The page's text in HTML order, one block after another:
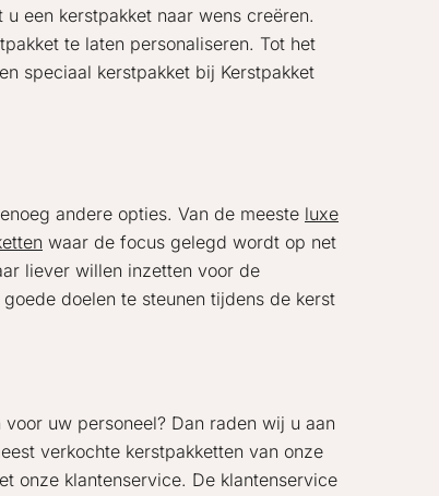
een kerstpakket naar wens creëren.
te laten personaliseren. Tot het
speciaal kerstpakket bij Kerstpakket
andere opties. Van de meeste luxe
waar de focus gelegd wordt op net
liever willen inzetten voor de
doelen te steunen tijdens de kerst
uw personeel? Dan raden wij u aan
verkochte kerstpakketten van onze
onze klantenservice. De klantenservice